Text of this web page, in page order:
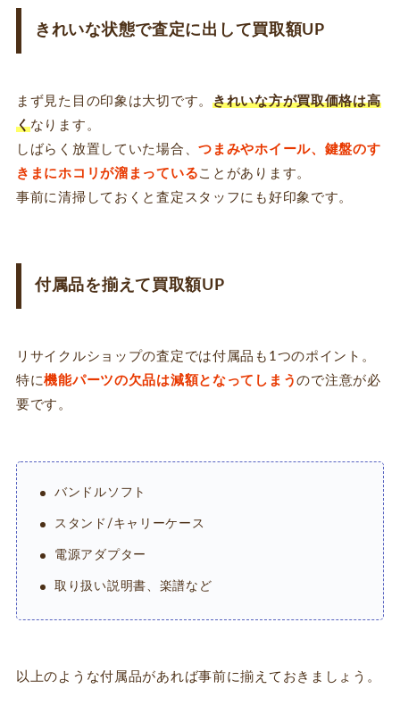
きれいな状態で査定に出して買取額UP
まず見た目の印象は大切です。きれいな方が買取価格は高
くなります。
しばらく放置していた場合、つまみやホイール、鍵盤のす
きまにホコリが溜まっている ことがあります。
事前に清掃しておくと査定スタッフにも好印象です。
付属品を揃えて買取額UP
リサイクルショップの査定では付属品も1つのポイント。
特に機能パーツの欠品は減額となってしまうので注意が必
要です。
バンドルソフト
スタンド/キャリーケース
電源アダプター
取り扱い説明書、楽譜など
以上のような付属品があれば事前に揃えておきましょう。